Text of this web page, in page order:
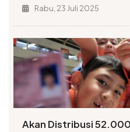
Rabu, 23 Juli 2025
Akan Distribusi